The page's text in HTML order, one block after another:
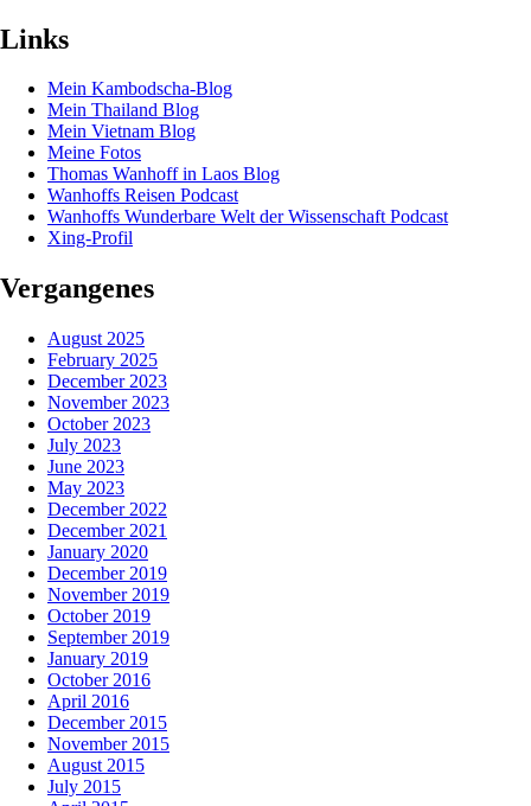
Links
Mein Kambodscha-Blog
Mein Thailand Blog
Mein Vietnam Blog
Meine Fotos
Thomas Wanhoff in Laos Blog
Wanhoffs Reisen Podcast
Wanhoffs Wunderbare Welt der Wissenschaft Podcast
Xing-Profil
Vergangenes
August 2025
February 2025
December 2023
November 2023
October 2023
July 2023
June 2023
May 2023
December 2022
December 2021
January 2020
December 2019
November 2019
October 2019
September 2019
January 2019
October 2016
April 2016
December 2015
November 2015
August 2015
July 2015